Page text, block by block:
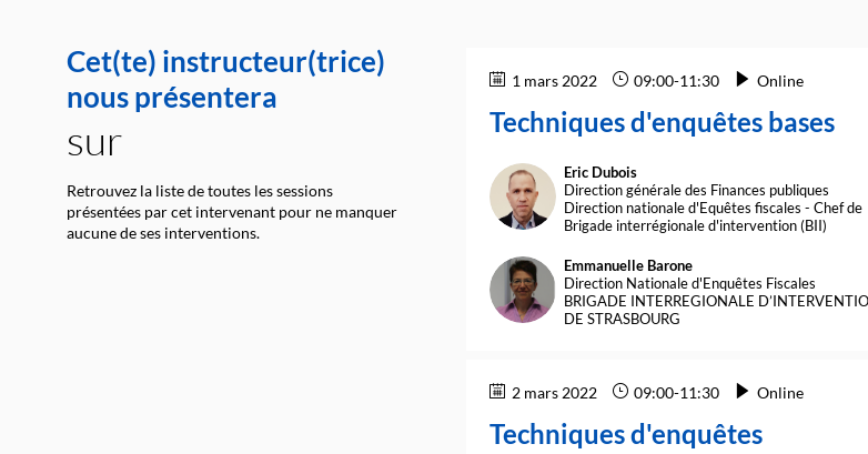
Cet(te) instructeur(trice)
nous présentera
sur
Retrouvez la liste de toutes les sessions
présentées par cet intervenant pour ne manquer
aucune de ses interventions.
1 mars 2022 09:00-11:30 Online
Techniques d'enquêtes bases
ED
Eric Dubois
Direction générale des Finances publiques
Direction nationale d'Equêtes fiscales - Chef de
Brigade interrégionale d'intervention (BII)
EB
Emmanuelle Barone
Direction Nationale d'Enquêtes Fiscales
BRIGADE INTERREGIONALE
DE STRASBOURG
2 mars 2022 09:00-11:30 Online
Techniques d'enquêtes